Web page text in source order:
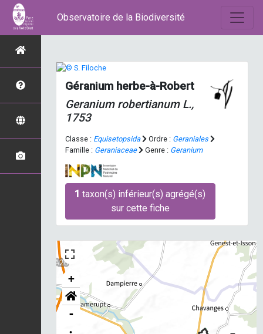
Observatoire de la Biodiversité
Géranium herbe-à-Robert
Geranium robertianumL.,
1753
Classe : Equisetopsida Ordre : Geraniales
Famille : Geraniaceae Genre : Geranium
1taxon(s) inférieur(s) agrégé(s)
sur cette fiche
+
-